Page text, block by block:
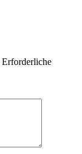
Erforderliche